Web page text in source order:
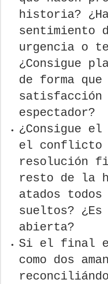
historia?
sentimiento
urgencia o
¿Consigue
de forma
satisfacción
espectador?
¿Consigue
el conflicto
resolución
resto de la
atados
sueltos? ¿Es
abierta?
Si el final
como dos